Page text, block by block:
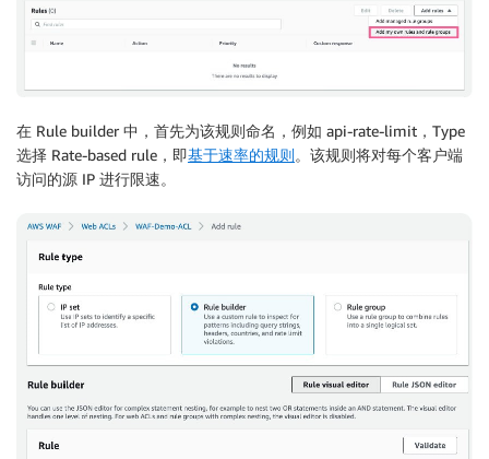
在 Rule builder 中，首先为该规则命名，例如 api-rate-limit，Type
选择 Rate-based rule，即基于速率的规则。该规则将对每个客户端
访问的源 IP 进行限速。